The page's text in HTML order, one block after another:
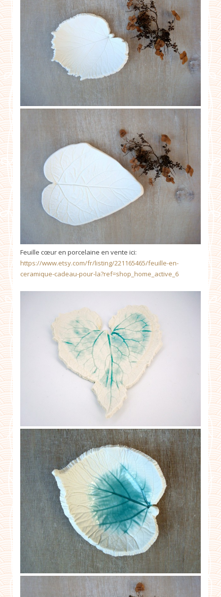
Feuille cœur en porcelaine en vente ici:
https://www.etsy.com/fr/listing/221165465/feuille-en-
ceramique-cadeau-pour-la?ref=shop_home_active_6